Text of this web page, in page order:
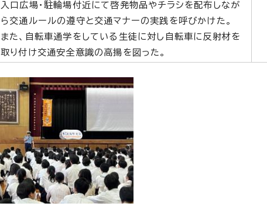
入口広場・駐輪場付近にて啓発物品やチラシを配布しなが
ら交通ルールの遵守と交通マナーの実践を呼びかけた。
また、自転車通学をしている生徒に対し自転車に反射材を
取り付け交通安全意識の高揚を図った。